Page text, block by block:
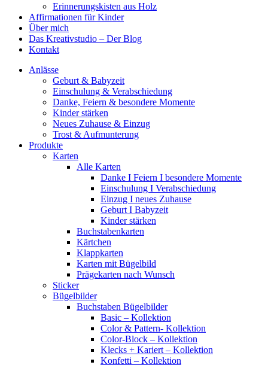
Erinnerungskisten aus Holz
Affirmationen für Kinder
Über mich
Das Kreativstudio – Der Blog
Kontakt
Anlässe
Geburt & Babyzeit
Einschulung & Verabschiedung
Danke, Feiern & besondere Momente
Kinder stärken
Neues Zuhause & Einzug
Trost & Aufmunterung
Produkte
Karten
Alle Karten
Danke I Feiern I besondere Momente
Einschulung I Verabschiedung
Einzug I neues Zuhause
Geburt I Babyzeit
Kinder stärken
Buchstabenkarten
Kärtchen
Klappkarten
Karten mit Bügelbild
Prägekarten nach Wunsch
Sticker
Bügelbilder
Buchstaben Bügelbilder
Basic – Kollektion
Color & Pattern- Kollektion
Color-Block – Kollektion
Klecks + Kariert – Kollektion
Konfetti – Kollektion